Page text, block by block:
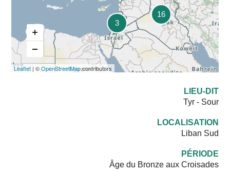
cette
carte
3
16
Leaflet | ©OpenStreetMapcontributors
LIEU-DIT
Tyr - Sour
LOCALISATION
Liban Sud
PÉRIODE
Âge du Bronze aux Croisades